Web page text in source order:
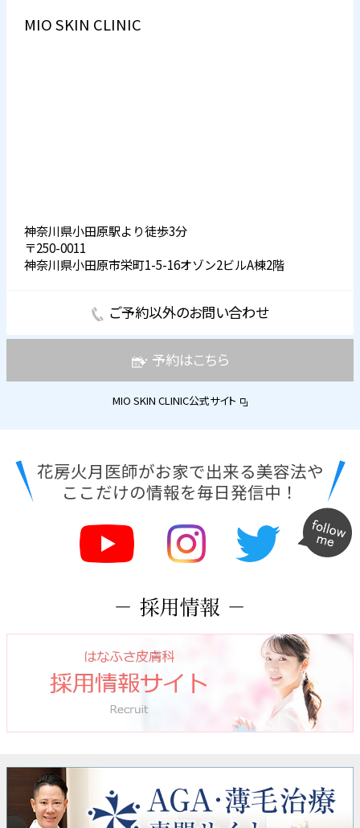
MIO SKIN CLINIC
神奈川県小田原駅より徒歩3分
〒250-0011
神奈川県小田原市栄町1-5-16オゾン2ビルA棟2階
ご予約以外のお問い合わせ
予約はこちら
MIO SKIN CLINIC公式サイト
花房火月医師がお家で出来る美容法や
ここだけの情報を毎日発信中！